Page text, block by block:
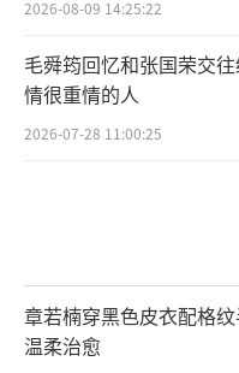
2026-08-09 14:25:22
毛舜筠回忆和张国荣交
情很重情的人
2026-07-28 11:00:25
章若楠穿黑色皮衣配格
温柔治愈